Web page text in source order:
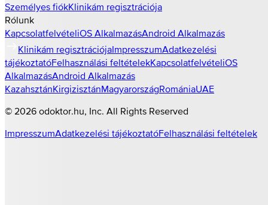
Személyes fiókKlinikám regisztrációja
Rólunk
KapcsolatfelvételiOS AlkalmazásAndroid Alkalmazás
Klinikám regisztrációjaImpresszumAdatkezelési
tájékoztatóFelhasználási feltételekKapcsolatfelvételiOS
AlkalmazásAndroid Alkalmazás
KazahsztánKirgizisztánMagyarországRomániaUAE
© 2026 odoktor.hu, Inc. All Rights Reserved
ImpresszumAdatkezelési tájékoztatóFelhasználási feltételek